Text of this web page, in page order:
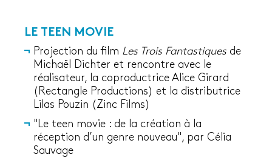
LE TEEN MOVIE
Projection du film Les Trois Fantastiques de
Michaël Dichter et rencontre avec le
réalisateur, la coproductrice Alice Girard
(Rectangle Productions) et la distributrice
Lilas Pouzin (Zinc Films)
"Le teen movie : de la création à la
réception d’un genre nouveau", par Célia
Sauvage